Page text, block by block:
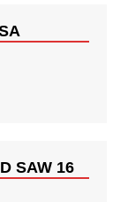
SAW 16